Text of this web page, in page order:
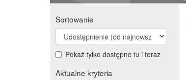
Sortowanie
Pokaż tylko dostępne tu i teraz
Aktualne kryteria